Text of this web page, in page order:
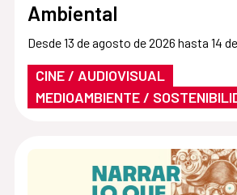
Ambiental
Desde 13 de agosto de 2026 hasta 14
CINE / AUDIOVISUAL
MEDIOAMBIENTE /